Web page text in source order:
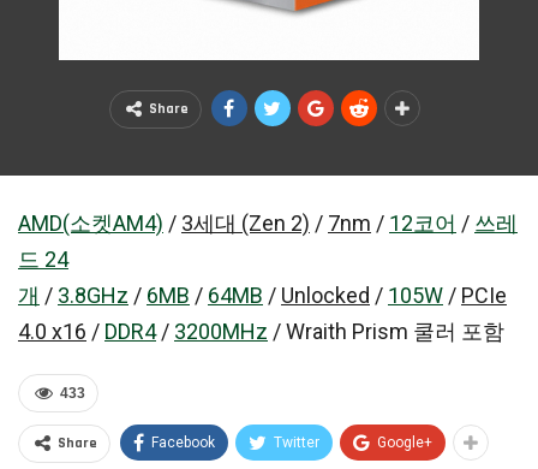
Share
AMD(소켓AM4) / 3세대 (Zen 2) / 7nm / 12코어 / 쓰레
드 24
개 / 3.8GHz / 6MB / 64MB / Unlocked / 105W / PCIe
4.0 x16 / DDR4/ 3200MHz / Wraith Prism 쿨러 포함
433
Share Facebook Twitter Google+